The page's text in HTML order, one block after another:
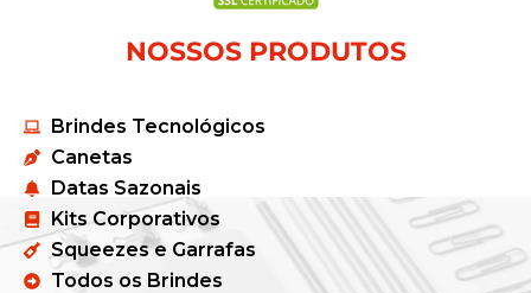
NOSSOS PRODUTOS
Brindes Tecnológicos
Canetas
Datas Sazonais
Kits Corporativos
Squeezes e Garrafas
Todos os Brindes